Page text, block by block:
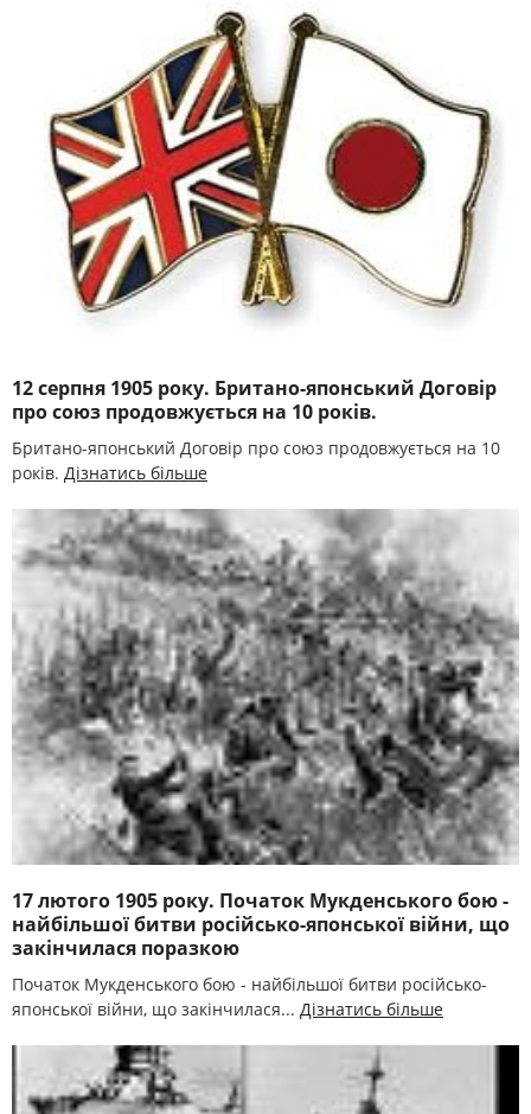
12 серпня 1905 року. Британо-японський Договір
про союз продовжується на 10 років.
Британо-японський Договір про союз продовжується на 10
років. Дізнатись більше
17 лютого 1905 року. Початок Мукденського бою -
найбільшої битви російсько-японської війни, що
закінчилася поразкою
Початок Мукденського бою - найбільшої битви російсько-
японської війни, що закінчилася... Дізнатись більше